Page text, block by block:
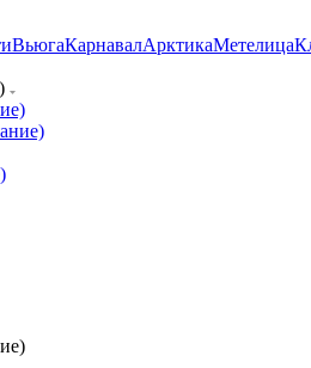
ВьюгаКарнавалАрктикаМетелица